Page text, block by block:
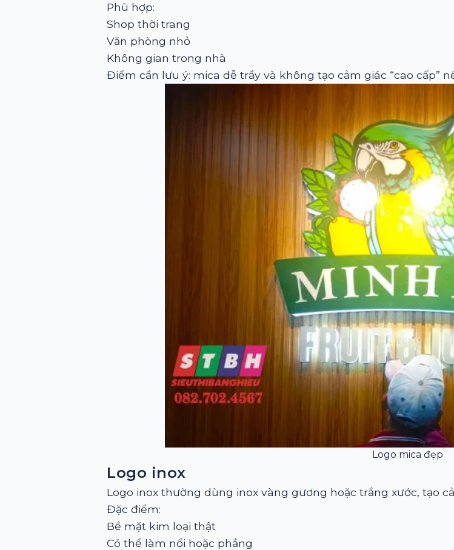
Phù hợp:
Shop thời trang
Văn phòng nhỏ
Không gian trong nhà
Điểm cần lưu ý: mica dễ trầy và không tạo cảm giác “cao cấp”
Logo mica đẹp
Logo inox
Logo inox thường dùng inox vàng gương hoặc trắng xước, tạo
Đặc điểm:
Bề mặt kim loại thật
Có thể làm nổi hoặc phẳng